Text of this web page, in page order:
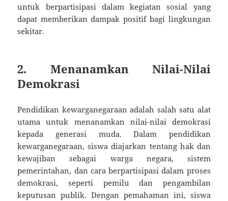
untuk berpartisipasi dalam kegiatan sosial yang
dapat memberikan dampak positif bagi lingkungan
sekitar.
2. Menanamkan Nilai-Nilai
Demokrasi
Pendidikan kewarganegaraan adalah salah satu alat
utama untuk menanamkan nilai-nilai demokrasi
kepada generasi muda. Dalam pendidikan
kewarganegaraan, siswa diajarkan tentang hak dan
kewajiban sebagai warga negara, sistem
pemerintahan, dan cara berpartisipasi dalam proses
demokrasi, seperti pemilu dan pengambilan
keputusan publik. Dengan pemahaman ini, siswa